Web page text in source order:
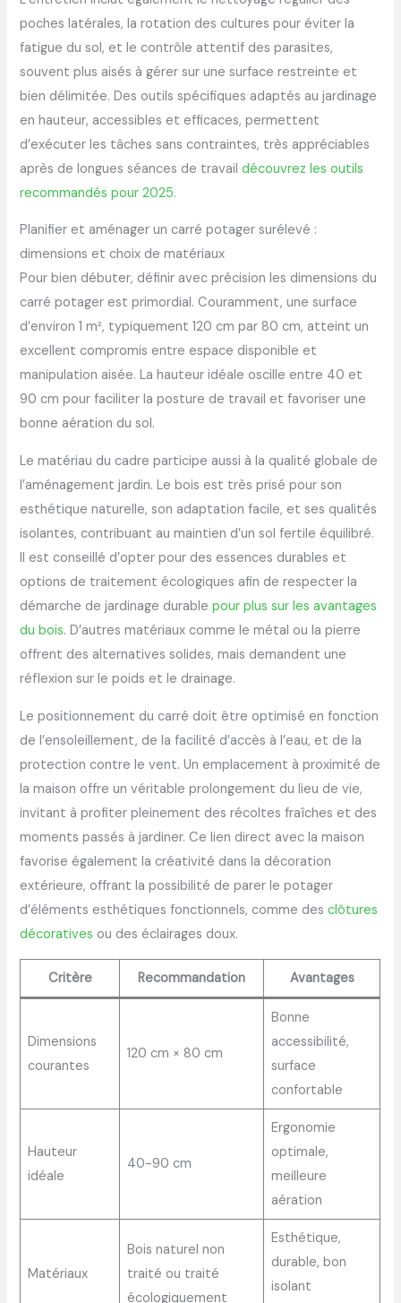
poches latérales, la rotation des cultures pour éviter la
fatigue du sol, et le contrôle attentif des parasites,
souvent plus aisés à gérer sur une surface restreinte et
bien délimitée. Des outils spécifiques adaptés au jardinage
en hauteur, accessibles et efficaces, permettent
d’exécuter les tâches sans contraintes, très appréciables
après de longues séances de travaildécouvrez les outils
recommandés pour 2025.
Planifier et aménager un carré potager surélevé :
dimensions et choix de matériaux
Pour bien débuter, définir avec précision les dimensions du
carré potager est primordial. Couramment, une surface
d’environ 1 m², typiquement 120 cm par 80 cm, atteint un
excellent compromis entre espace disponible et
manipulation aisée. La hauteur idéale oscille entre 40 et
90 cm pour faciliter la posture de travail et favoriser une
bonne aération du sol.
Le matériau du cadre participe aussi à la qualité globale de
l’aménagement jardin. Le bois est très prisé pour son
esthétique naturelle, son adaptation facile, et ses qualités
isolantes, contribuant au maintien d’un sol fertile équilibré.
Il est conseillé d’opter pour des essences durables et
options de traitement écologiques afin de respecter la
démarche de jardinage durablepour plus sur les avantages
du bois. D’autres matériaux comme le métal ou la pierre
offrent des alternatives solides, mais demandent une
réflexion sur le poids et le drainage.
Le positionnement du carré doit être optimisé en fonction
de l’ensoleillement, de la facilité d’accès à l’eau, et de la
protection contre le vent. Un emplacement à proximité de
la maison offre un véritable prolongement du lieu de vie,
invitant à profiter pleinement des récoltes fraîches et des
moments passés à jardiner. Ce lien direct avec la maison
favorise également la créativité dans la décoration
extérieure, offrant la possibilité de parer le potager
d’éléments esthétiques fonctionnels, comme desclôtures
décoratives ou des éclairages doux.
Critère Recommandation Avantages
Dimensions
courantes
120 cm × 80 cm
Bonne
accessibilité,
surface
confortable
Hauteur
idéale
40-90 cm
Ergonomie
optimale,
meilleure
aération
Matériaux
Bois naturel non
traité ou traité
écologiquement
Esthétique,
durable, bon
isolant